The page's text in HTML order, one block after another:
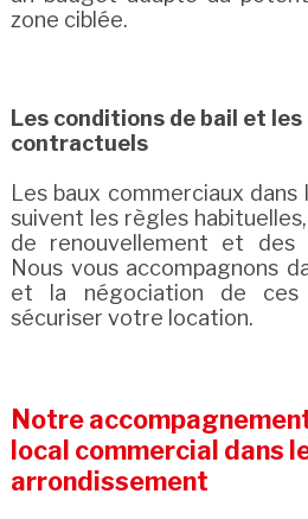
zone ciblée.
Les conditions de bail et
contractuels
Les baux commerciaux
suivent les règles
de renouvellement et des
Nous vous accompagnons
et la négociation de ces
sécuriser votre location.
Notre
local commercial dans
arrondissement